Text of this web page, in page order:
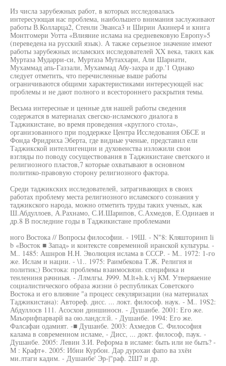
Из числа зарубежных работ, в которых исследовалась
интересующая нас проблема, наибольшего внимания заслуживают
работы В.Колларца2, Стенли Эванса3 и Ширин Акинер4 и книга
Монтгомери Уотта «Влияние ислама на средневековую Европу»5
(переведена на русский язык). А также серьезное значение имеют
работы зарубежных исламских исследователей XX века, таких как
Муртаза Мударри-си, Муртаза Мутаххари, Али Шариати,
Мухаммад апь-Газзали, Мухаммад Абу-захра и др.'1 Однако
следует отметить, что перечисленные выше работы
ограничиваются общими характеристиками интересующей нас
проблемы и не дают полного и всестороннего раскрытия темы.
Весьма интересные и ценные для нашей работы сведения
содержатся в материалах свегско-исламского диалога в
Таджикистане, во время проведения «круглого стола»,
организованного при поддержке Центра Исследования ОБСЕ и
Фонда Фридриха Эберта, где видные ученые, представил ели
Таджикской интеллигенции и духовенства изложили свои
взгляды по поводу сосуществования в Таджикистане светского и
религиозного пластов,7 которые охватывают в основном
политико-правовую сторону религиозного фактора.
Среди таджикских исследователей, затрагивающих в своих
работах проблему места религиозного исламского сознания у
таджикского народа, можно отметить труды таких ученых, как
Ш.Абдуллоев, А.Рахнамо, С.И.Шарипов, С.Ахмедов, Е.Одииаев и
др.8 В последние годы в Таджикистане проблемами
ного Востока // Вопросы философии. - 19Ш. - N"8: Кляшторинп li
b «Восток ■ Запад» и контексте современной иранской культуры. -
М.. 1485: Ашнров H.H. Эволюция ислама в СССР. - М.. 1972: 1-го
же. Ислам и нации. - \1.. 1975: Раимбекова Т.Ж. Религия и
политик;) Востока: проблемы взаимосвязи. специфика и
тенлениня рачниыя. - Ллмлгы. J999. M.lt+h.k.vj КМ. Утверяаение
социалистического образа жизни ö республиках Советского
Востока и его влияние "а процесс секуляризации (на материалах
Таджикистана): Автореф. дисс. ... локт. философ. наук. - M.. 19S2:
Абдуллосв 111. Асосхои диншиносн. - Душанбе. 2001: Его же.
Маъорифпарварй ва ою.ландсл:й. - Душанбе. 1994: Его же.
Фалсафаи одамият. -■ Душанбе. 2003: Ахмедов С. Философия
калама в современном исламе, - Дисс, ... докт. философ, паук. -
Душанбе. 2005: Левин З.И. Реформа в исламе: быть или не быть? -
М : Крафт+. 2005: Ибни Курбон. Дар дурохаи фапо ва зхёи
ми.лтаги кадим. - Душанбе' Эр-|"раф. 2Ш7 и др.